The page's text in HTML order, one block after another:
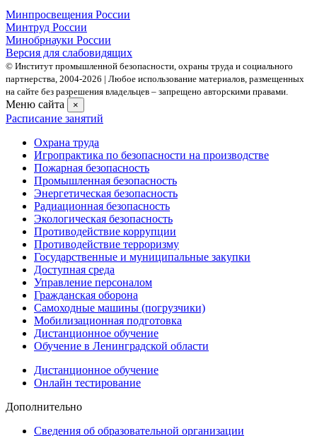
Минпросвещения России
Минтруд России
Минобрнауки России
Версия для слабовидящих
© Институт промышленной безопасности, охраны труда и социального
партнерства, 2004- 2026 | Любое использование материалов, размещенных
на сайте без разрешения владельцев – запрещено авторскими правами.
Меню сайта ×
Расписание занятий
Охрана труда
Игропрактика по безопасности на производстве
Пожарная безопасность
Промышленная безопасность
Энергетическая безопасность
Радиационная безопасность
Экологическая безопасность
Противодействие коррупции
Противодействие терроризму
Государственные и муниципальные закупки
Доступная среда
Управление персоналом
Гражданская оборона
Самоходные машины (погрузчики)
Мобилизационная подготовка
Дистанционное обучение
Обучение в Ленинградской области
Дистанционное обучение
Онлайн тестирование
Дополнительно
Сведения об образовательной организации